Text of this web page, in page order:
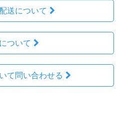
送について
ついて
て問い合わせる